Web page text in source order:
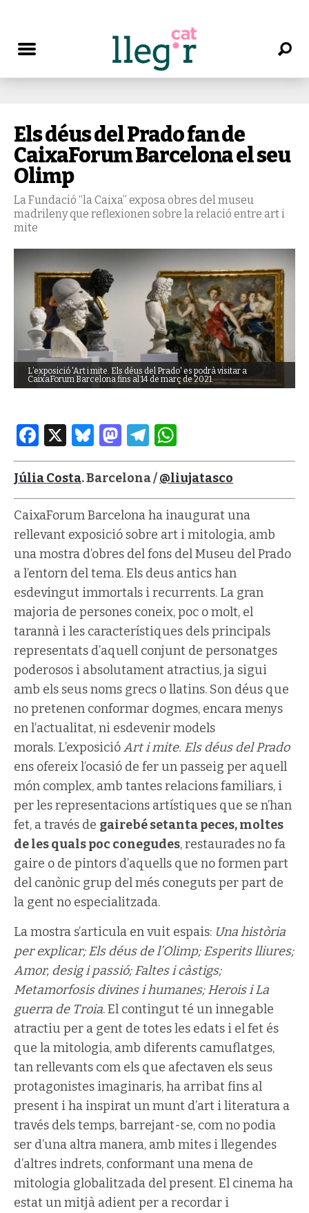
Els déus del Prado fan de
CaixaForum Barcelona el seu
Olimp
La Fundació “la Caixa” exposa obres del museu
madrileny que reflexionen sobre la relació entre art i
mite
L’exposició 'Art i mite. Els déus del Prado' es podrà visitar a
CaixaForum Barcelona fins al 14 de març de 2021.
Facebook
X Bluesky
Mastodon
Telegram
Júlia Costa. Barcelona /@liujatasco
CaixaForum Barcelona ha inaugurat una
rellevant exposició sobre art i mitologia, amb
una mostra d’obres del fons del Museu del Prado
a l’entorn del tema. Els deus antics han
esdevingut immortals i recurrents. La gran
majoria de persones coneix, poc o molt, el
tarannà i les característiques dels principals
representats d’aquell conjunt de personatges
poderosos i absolutament atractius, ja sigui
amb els seus noms grecs o llatins. Son déus que
no pretenen conformar dogmes, encara menys
en l’actualitat, ni esdevenir models
morals. L’exposicióArt i mite. Els déus del Prado
ens ofereix l’ocasió de fer un passeig per aquell
món complex, amb tantes relacions familiars, i
per les representacions artístiques que se n’han
fet, a través de gairebé setanta peces, moltes
de les quals poc conegudes, restaurades no fa
gaire o de pintors d’aquells que no formen part
del canònic grup del més coneguts per part de
la gent no especialitzada.
La mostra s’articula en vuit espais: Una història
per explicar; Els déus de l’Olimp; Esperits lliures;
Amor, desig i passió; Faltes i càstigs;
Metamorfosis divines i humanes; Herois i La
guerra de Troia. El contingut té un innegable
atractiu per a gent de totes les edats i el fet és
que la mitologia, amb diferents camuflatges,
tan rellevants com els que afectaven els seus
protagonistes imaginaris, ha arribat fins al
present i ha inspirat un munt d’art i literatura a
través dels temps, barrejant-se, com no podia
ser d’una altra manera, amb mites i llegendes
d’altres indrets, conformant una mena de
mitologia globalitzada del present. El cinema ha
estat un mitjà adient per a recordar i